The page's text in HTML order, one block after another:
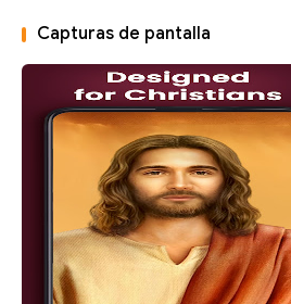
Capturas de pantalla